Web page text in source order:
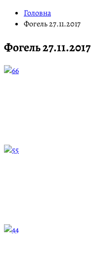
Головна
Фогель 27.11.2017
Фогель 27.11.2017
6
5
4